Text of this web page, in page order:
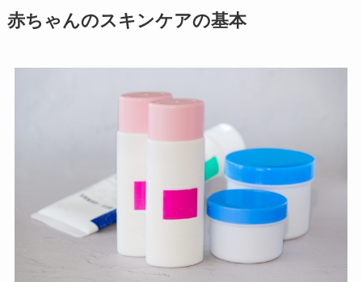
赤ちゃんのスキンケアの基本